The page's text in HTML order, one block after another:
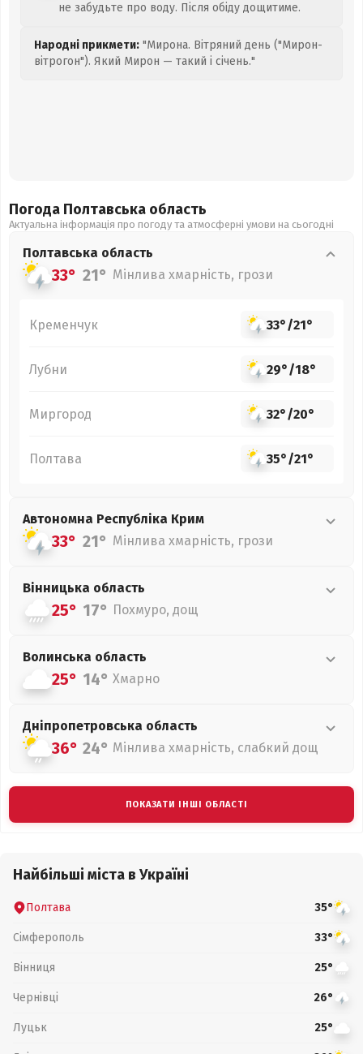
не забудьте про воду. Після обіду дощитиме.
Народні прикмети: "Мирона. Вітряний день ("Мирон-
вітрогон"). Який Мирон — такий і січень."
Погода Полтавська область
Актуальна інформація про погоду та атмосферні умови на сьогодні
Полтавська область
33° 21° Мінлива хмарність, грози
Кременчук 33°/21°
Лубни 29°/18°
Миргород 32°/20°
Полтава 35°/21°
Автономна Республіка Крим
33° 21° Мінлива хмарність, грози
Вінницька область
25° 17° Похмуро, дощ
Волинська область
25° 14° Хмарно
Дніпропетровська область
36° 24° Мінлива хмарність, слабкий дощ
ПОКАЗАТИ ІНШІ ОБЛАСТІ
Найбільші міста в Україні
Полтава 35°
Сімферополь 33°
Вінниця 25°
Чернівці 26°
Луцьк 25°